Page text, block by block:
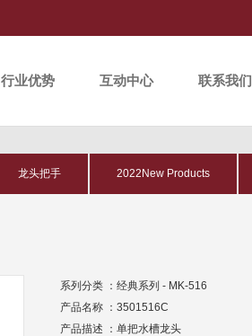
行业优势 互动中心 联系我们
龙头把手 2022New Products
系列分类 ：经典系列 - MK-516
产品名称 ：3501516C
产品描述 ：单把水槽龙头